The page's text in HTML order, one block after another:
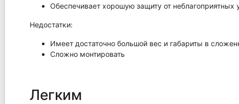
Обеспечивает хорошую защиту от неблагоприятных
Недостатки:
Имеет достаточно большой вес и габариты в
Сложно монтировать
Легким